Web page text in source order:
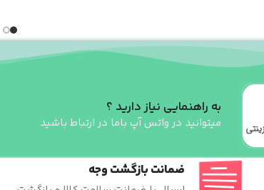
به راهنمایی نیاز دارید ؟
میتوانید در واتس آپ باما در ارتباط باشید
ضمانت بازگشت وجه